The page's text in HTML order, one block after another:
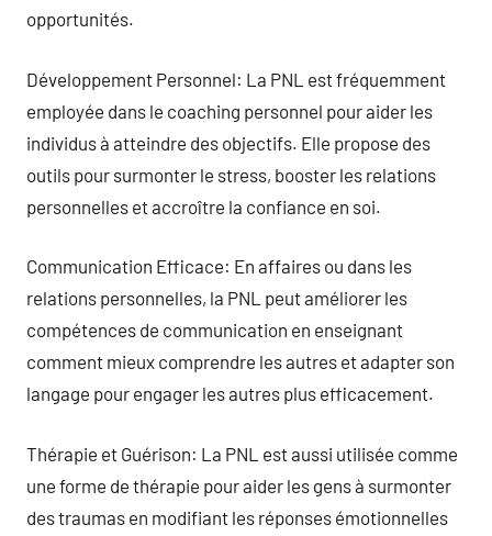
opportunités.
Développement Personnel: La PNL est fréquemment
employée dans le coaching personnel pour aider les
individus à atteindre des objectifs. Elle propose des
outils pour surmonter le stress, booster les relations
personnelles et accroître la confiance en soi.
Communication Efficace: En affaires ou dans les
relations personnelles, la PNL peut améliorer les
compétences de communication en enseignant
comment mieux comprendre les autres et adapter son
langage pour engager les autres plus efficacement.
Thérapie et Guérison: La PNL est aussi utilisée comme
une forme de thérapie pour aider les gens à surmonter
des traumas en modifiant les réponses émotionnelles